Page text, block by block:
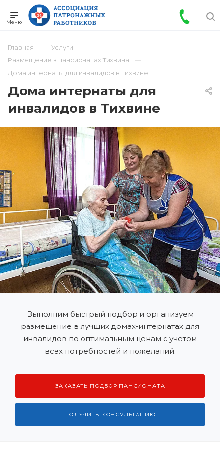
Главная
Услуги
Размещение в пансионатах Тихвина
Дома интернаты для инвалидов в Тихвине
Дома интернаты для
инвалидов в Тихвине
Выполним быстрый подбор и организуем
размещение в лучших домах-интернатах для
инвалидов по оптимальным ценам с учетом
всех потребностей и пожеланий.
ЗАКАЗАТЬ ПОДБОР ПАНСИОНАТА
ПОЛУЧИТЬ КОНСУЛЬТАЦИЮ